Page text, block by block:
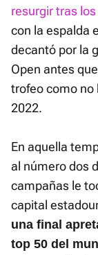
resurgir tras
con la espalda
decantó por la
Open antes
trofeo como no
2022.
En aquella
al número dos
campañas le
capital
una final
top 50 del